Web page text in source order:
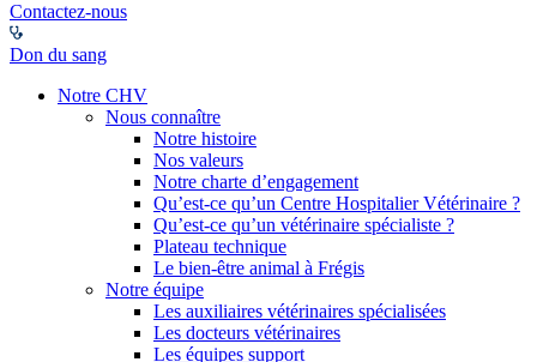
Contactez-nous
Don du sang
Notre CHV
Nous connaître
Notre histoire
Nos valeurs
Notre charte d’engagement
Qu’est-ce qu’un Centre Hospitalier Vétérinaire ?
Qu’est-ce qu’un vétérinaire spécialiste ?
Plateau technique
Le bien-être animal à Frégis
Notre équipe
Les auxiliaires vétérinaires spécialisées
Les docteurs vétérinaires
Les équipes support